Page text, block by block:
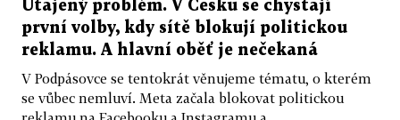
Utajený problém. V Česku se chystají
první volby, kdy sítě blokují politickou
reklamu. A hlavní oběť je nečekaná
V Podpásovce se tentokrát věnujeme tématu, o kterém
se vůbec nemluví. Meta začala blokovat politickou